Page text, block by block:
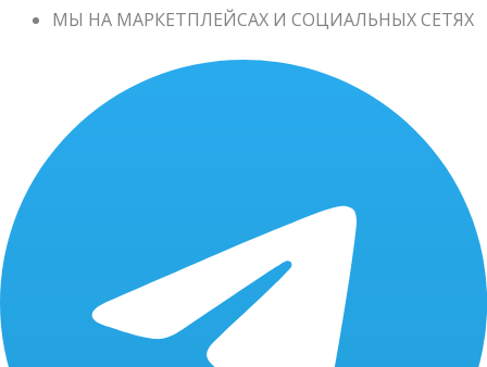
МЫ НА МАРКЕТПЛЕЙСАХ И СОЦИАЛЬНЫХ СЕТЯХ